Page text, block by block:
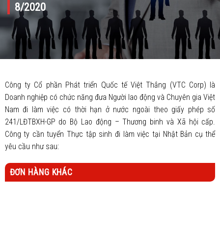
8/2020
Công ty Cổ phần Phát triển Quốc tế Việt Thắng (VTC Corp) là
Doanh nghiệp có chức năng đưa Người lao động và Chuyên gia Việt
Nam đi làm việc có thời hạn ở nước ngoài theo giấy phép số
241/LĐTBXH-GP do Bộ Lao động – Thương binh và Xã hội cấp.
Công ty cần tuyển Thực tập sinh đi làm việc tại Nhật Bản cụ thể
yêu cầu như sau:
ĐƠN HÀNG KHÁC